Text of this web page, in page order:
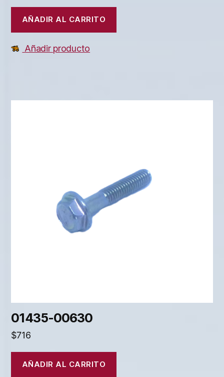
AÑADIR AL CARRITO
Añadir producto
01435-00630
$716
AÑADIR AL CARRITO